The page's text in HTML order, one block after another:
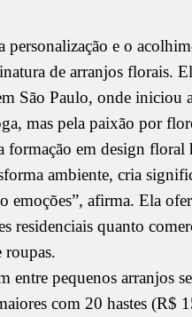
personalização e o
de arranjos florais.
São Paulo, onde iniciou
mas pela paixão por
formação em design floral
ambiente, cria
afirma. Ela
residenciais quanto
roupas.
entre pequenos arranjos
com 20 hastes (R$